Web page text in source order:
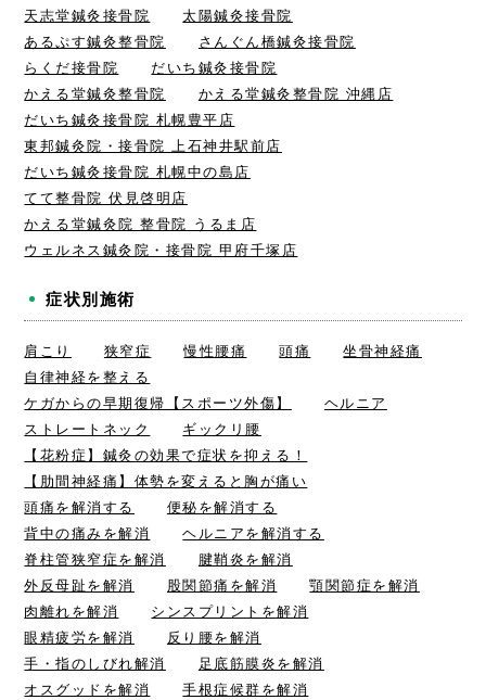
天志堂鍼灸接骨院
太陽鍼灸接骨院
あるぷす鍼灸整骨院
さんぐん橋鍼灸接骨院
らくだ接骨院
だいち鍼灸接骨院
かえる堂鍼灸整骨院
かえる堂鍼灸整骨院 沖縄店
だいち鍼灸接骨院 札幌豊平店
東邦鍼灸院・接骨院 上石神井駅前店
だいち鍼灸接骨院 札幌中の島店
てて整骨院 伏見啓明店
かえる堂鍼灸院 整骨院 うるま店
ウェルネス鍼灸院・接骨院 甲府千塚店
症状別施術
肩こり 狭窄症 慢性腰痛 頭痛
坐骨神経痛
自律神経を整える
ケガからの早期復帰【スポーツ外傷】
ヘルニア
ストレートネック
ギックリ腰
【花粉症】鍼灸の効果で症状を抑える！
【肋間神経痛】体勢を変えると胸が痛い
頭痛を解消する
便秘を解消する
背中の痛みを解消
ヘルニアを解消する
脊柱管狭窄症を解消
腱鞘炎を解消
外反母趾を解消
股関節痛を解消
顎関節症を解消
肉離れを解消
シンスプリントを解消
眼精疲労を解消
反り腰を解消
手・指のしびれ解消
足底筋膜炎を解消
オスグッドを解消
手根症候群を解消